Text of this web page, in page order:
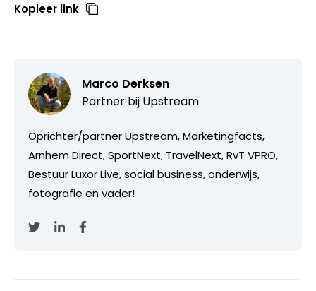
Kopieer link
Marco Derksen
Partner bij Upstream
Oprichter/partner Upstream, Marketingfacts,
Arnhem Direct, SportNext, TravelNext, RvT VPRO,
Bestuur Luxor Live, social business, onderwijs,
fotografie en vader!